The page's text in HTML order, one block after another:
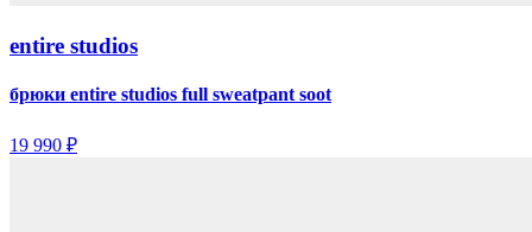
entire studios
брюки entire studios full sweatpant soot
19 990 ₽